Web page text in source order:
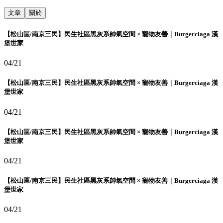
文章 關於
【松山區/南京三民】民生社區黑灰系帥氣空間 × 寵物友善｜Burgerciaga 漢
堡世家
04/21
【松山區/南京三民】民生社區黑灰系帥氣空間 × 寵物友善｜Burgerciaga 漢
堡世家
04/21
【松山區/南京三民】民生社區黑灰系帥氣空間 × 寵物友善｜Burgerciaga 漢
堡世家
04/21
【松山區/南京三民】民生社區黑灰系帥氣空間 × 寵物友善｜Burgerciaga 漢
堡世家
04/21